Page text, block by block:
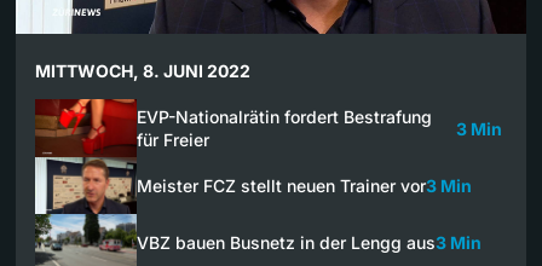
MITTWOCH, 8. JUNI 2022
EVP-Nationalrätin fordert Bestrafung
für Freier
3 Min
Meister FCZ stellt neuen Trainer vor3 Min
VBZ bauen Busnetz in der Lengg aus3 Min